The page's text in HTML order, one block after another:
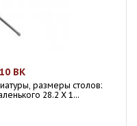
BK
размеры столов:
28.2 X 1...